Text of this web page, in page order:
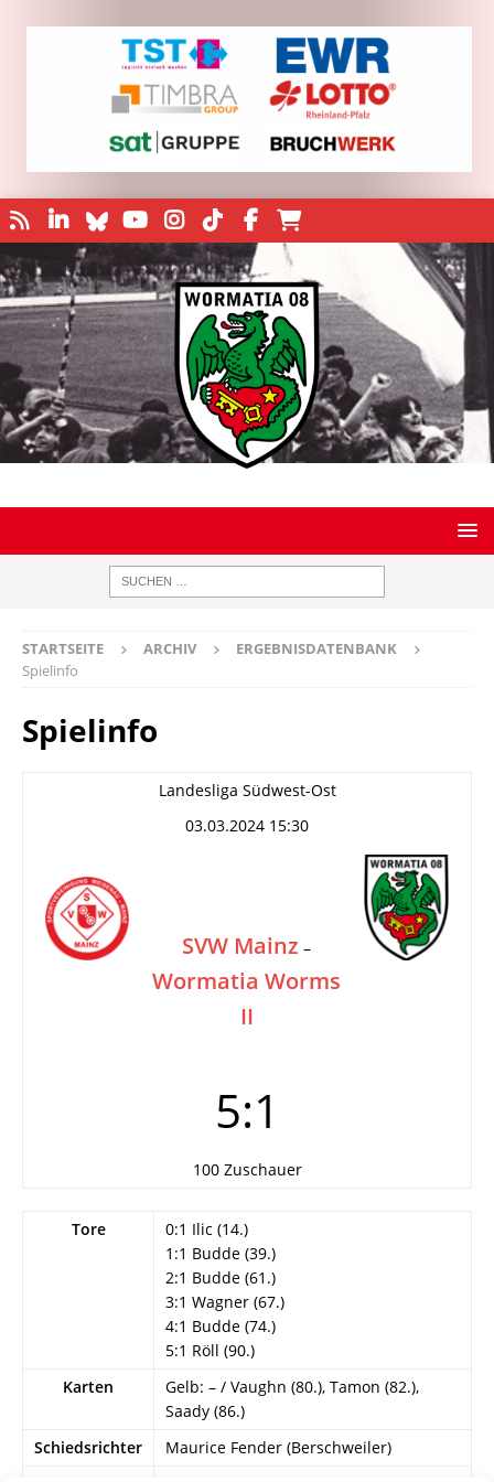
STARTSEITE ARCHIV
ERGEBNISDATENBANK
Spielinfo
Spielinfo
Landesliga Südwest-Ost
03.03.2024 15:30
SVW Mainz –
Wormatia Worms
II
5:1
100 Zuschauer
Tore
0:1 Ilic (14.)
1:1 Budde (39.)
2:1 Budde (61.)
3:1 Wagner (67.)
4:1 Budde (74.)
5:1 Röll (90.)
Karten
Gelb: – / Vaughn (80.), Tamon (82.),
Saady (86.)
Schiedsrichter
Maurice Fender (Berschweiler)